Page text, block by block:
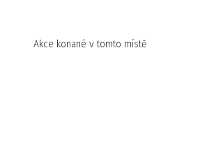
Akce konané v tomto místě